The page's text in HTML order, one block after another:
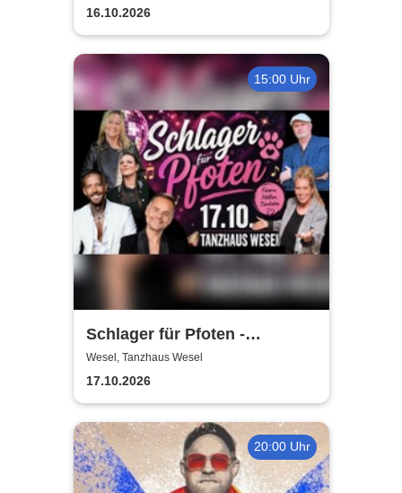
16.10.2026
15:00 Uhr
Schlager für Pfoten -
Zugunsten des Tierheim
Wesel
Wesel, Tanzhaus Wesel
17.10.2026
20:00 Uhr